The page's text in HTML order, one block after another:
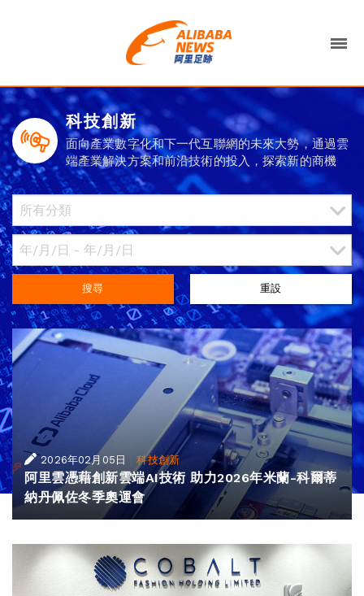
科技創新
面向產業數字化和下一代互聯網的未來大勢，通過雲
端產業解決方案和前沿技術的投入，探索新的商機
搜尋 重設
2026年02月05日 |科技創新
阿里雲憑藉創新雲端AI技術 助力2026年米蘭-科爾蒂
納丹佩佐冬季奧運會